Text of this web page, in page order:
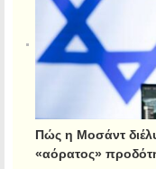
Πώς η Μοσάντ
«αόρατος»